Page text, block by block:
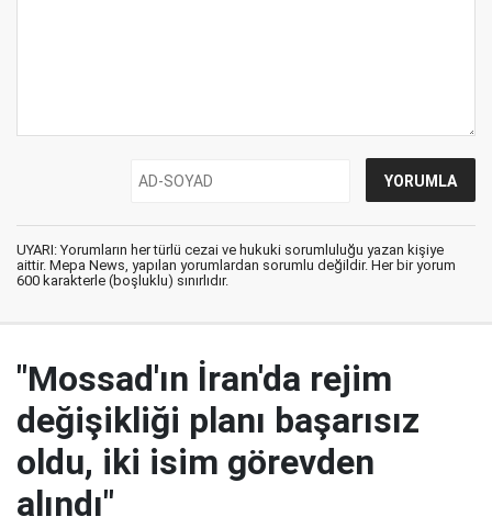
UYARI: Yorumların her türlü cezai ve hukuki sorumluluğu yazan kişiye
aittir. Mepa News, yapılan yorumlardan sorumlu değildir. Her bir yorum
600 karakterle (boşluklu) sınırlıdır.
"Mossad'ın İran'da rejim
değişikliği planı başarısız
oldu, iki isim görevden
alındı"